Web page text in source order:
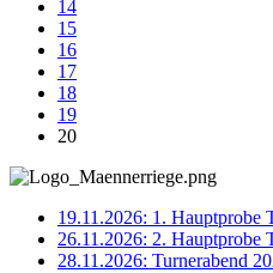
14
15
16
17
18
19
20
19.11.2026: 1. Hauptprobe
26.11.2026: 2. Hauptprobe
28.11.2026: Turnerabend